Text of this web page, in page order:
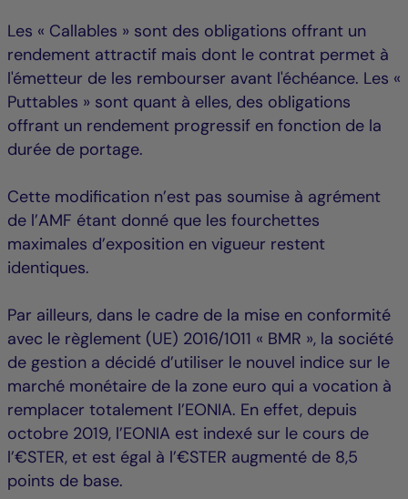
Les « Callables » sont des obligations offrant un
rendement attractif mais dont le contrat permet à
l'émetteur de les rembourser avant l'échéance. Les «
Puttables » sont quant à elles, des obligations
offrant un rendement progressif en fonction de la
durée de portage.
Cette modification n’est pas soumise à agrément
de l’AMF étant donné que les fourchettes
maximales d’exposition en vigueur restent
identiques.
Par ailleurs, dans le cadre de la mise en conformité
avec le règlement (UE) 2016/1011 « BMR », la société
de gestion a décidé d’utiliser le nouvel indice sur le
marché monétaire de la zone euro qui a vocation à
remplacer totalement l’EONIA. En effet, depuis
octobre 2019, l’EONIA est indexé sur le cours de
l’€STER, et est égal à l’€STER augmenté de 8,5
points de base.